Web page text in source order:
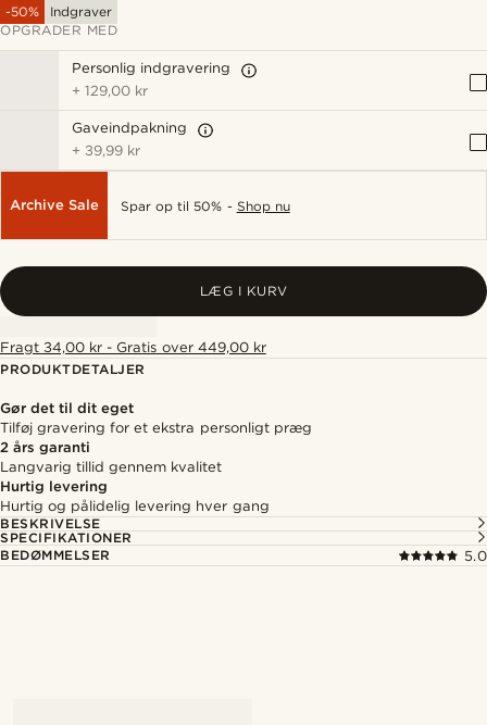
-50%
Indgraver
OPGRADER MED
Personlig indgravering
+129,00 kr
Gaveindpakning
+ 39,99 kr
Archive Sale Spar op til 50% - Shop nu
LÆG I KURV
Fragt 34,00 kr - Gratis over 449,00 kr
PRODUKTDETALJER
Gør det til dit eget
Tilføj gravering for et ekstra personligt præg
2 års garanti
Langvarig tillid gennem kvalitet
Hurtig levering
Hurtig og pålidelig levering hver gang
BESKRIVELSE
SPECIFIKATIONER
BEDØMMELSER
5.0